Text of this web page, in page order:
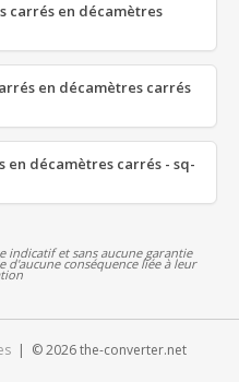
carrés en décamètres
en décamètres carrés
en décamètres carrés - sq-
indicatif et sans aucune garantie
d'aucune conséquence liée à leur
| © 2026 the-converter.net